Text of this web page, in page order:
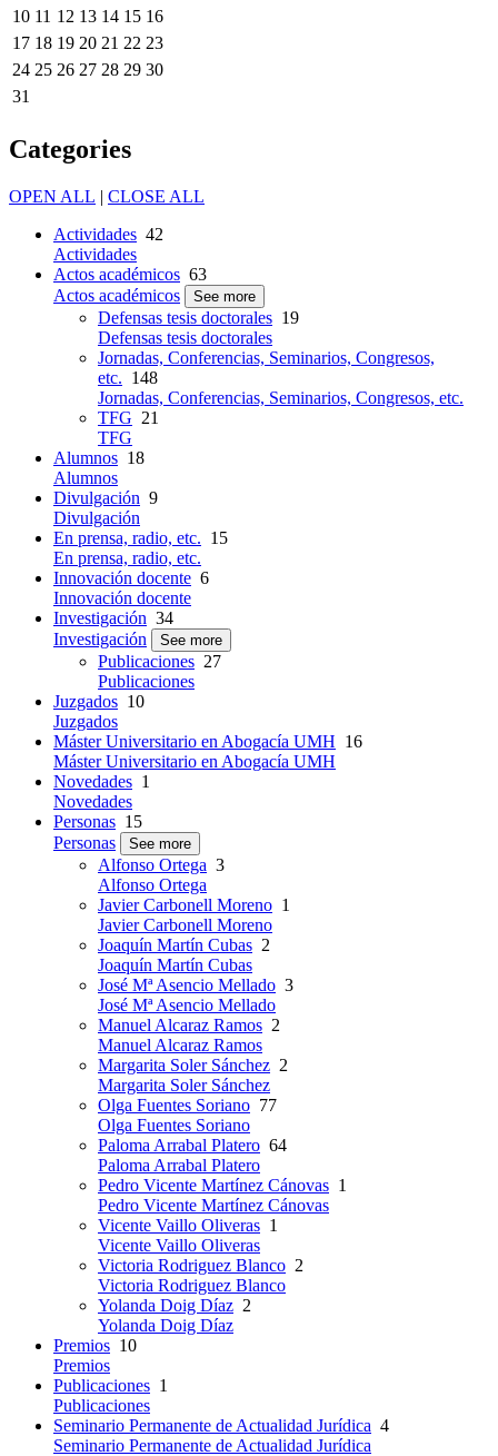
10 11 12 13 14 15 16
17 18 19 20 21 22 23
24 25 26 27 28 29 30
31
Categories
OPEN ALL | CLOSE ALL
Actividades 42
Actividades
Actos académicos 63
Actos académicos
See more
Defensas tesis doctorales 19
Defensas tesis doctorales
Jornadas, Conferencias, Seminarios, Congresos,
etc. 148
Jornadas, Conferencias, Seminarios, Congresos, etc.
TFG 21
TFG
Alumnos 18
Alumnos
Divulgación 9
Divulgación
En prensa, radio, etc. 15
En prensa, radio, etc.
Innovación docente 6
Innovación docente
Investigación 34
Investigación
See more
Publicaciones 27
Publicaciones
Juzgados 10
Juzgados
Máster Universitario en Abogacía UMH 16
Máster Universitario en Abogacía UMH
Novedades 1
Novedades
Personas 15
Personas
See more
Alfonso Ortega 3
Alfonso Ortega
Javier Carbonell Moreno 1
Javier Carbonell Moreno
Joaquín Martín Cubas 2
Joaquín Martín Cubas
José Mª Asencio Mellado 3
José Mª Asencio Mellado
Manuel Alcaraz Ramos 2
Manuel Alcaraz Ramos
Margarita Soler Sánchez 2
Margarita Soler Sánchez
Olga Fuentes Soriano 77
Olga Fuentes Soriano
Paloma Arrabal Platero 64
Paloma Arrabal Platero
Pedro Vicente Martínez Cánovas 1
Pedro Vicente Martínez Cánovas
Vicente Vaillo Oliveras 1
Vicente Vaillo Oliveras
Victoria Rodriguez Blanco 2
Victoria Rodriguez Blanco
Yolanda Doig Díaz 2
Yolanda Doig Díaz
Premios 10
Premios
Publicaciones 1
Publicaciones
Seminario Permanente de Actualidad Jurídica 4
Seminario Permanente de Actualidad Jurídica